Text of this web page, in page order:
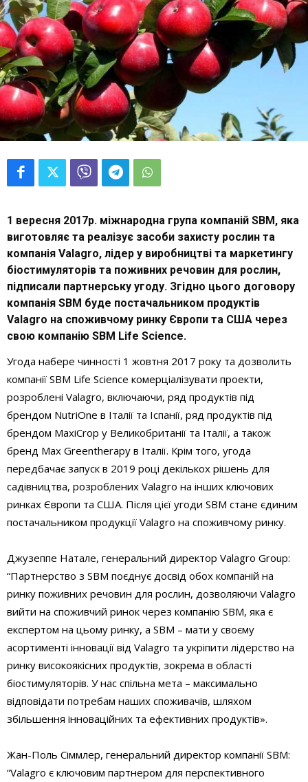
1 вересня 2017р. міжнародна група компаній SBM, яка
виготовляє та реалізує засоби захисту рослин та
компанія Valagro, лідер у виробництві та маркетингу
біостимуляторів та поживних речовин для рослин,
підписали партнерську угоду. Згідно цього договору
компанія SBM буде постачальником продуктів
Valagro на споживчому ринку Європи та США через
свою компанію SBM Life Science.
Угода набере чинності 1 жовтня 2017 року та дозволить
компанії SBM Life Science комерціалізувати проекти,
розроблені Valagro, включаючи, ряд продуктів під
брендом NutriOne в Італії та Іспанії, ряд продуктів під
брендом MaxiCrop у Великобританії та Італії, а також
бренд Max Greentherapy в Італії. Крім того, угода
передбачає запуск в 2019 році декількох рішень для
садівництва, розроблених Valagro на інших ключових
ринках Європи та США. Після цієї угоди SBM стане єдиним
постачальником продукції Valagro на споживчому ринку.
Джузеппе Натале, генеральний директор Valagro Group:
“Партнерство з SBM поєднує досвід обох компаній на
ринку поживних речовин для рослин, дозволяючи Valagro
вийти на споживчий ринок через компанію SBM, яка є
експертом на цьому ринку, а SBM – мати у своєму
асортименті інновації від Valagro та укріпити лідерство на
ринку високоякісних продуктів, зокрема в області
біостимуляторів. У нас спільна мета – максимально
відповідати потребам наших споживачів, шляхом
збільшення інноваційних та ефективних продуктів».
Жан-Поль Сіммлер, генеральний директор компанії SBM:
“Valagro є ключовим партнером для перспективного